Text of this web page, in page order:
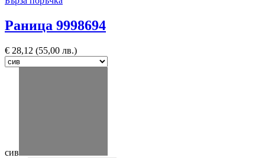
Раница 9998694
€ 28,12 (55,00 лв.)
сив